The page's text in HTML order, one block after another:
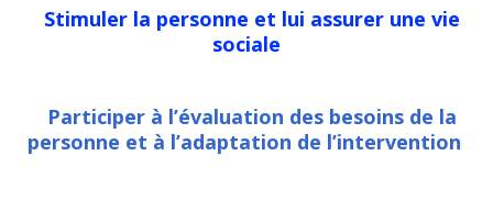
Stimuler la personne et lui assurer une vie
sociale
Participer à l’évaluation des besoins de la
personne et à l’adaptation de l’intervention